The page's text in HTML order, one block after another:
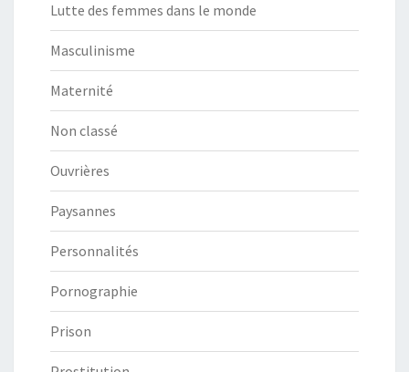
Lutte des femmes dans le monde
Masculinisme
Maternité
Non classé
Ouvrières
Paysannes
Personnalités
Pornographie
Prison